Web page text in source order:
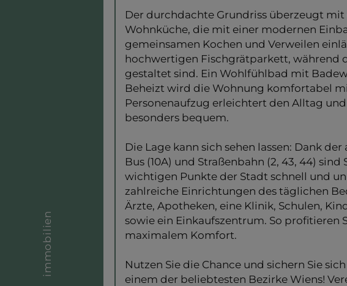
immobilien
Der durchdachte Grundriss überzeugt
Wohnküche, die mit einer modernen
gemeinsamen Kochen und Verweilen
hochwertigen Fischgrätparkett, während
gestaltet sind. Ein Wohlfühlbad mit
Beheizt wird die Wohnung komfortabel
Personenaufzug erleichtert den Alltag
besonders bequem.
Die Lage kann sich sehen lassen: Dank
Bus (10A) und Straßenbahn (2, 43, 44)
wichtigen Punkte der Stadt schnell und
zahlreiche Einrichtungen des täglichen
Ärzte, Apotheken, eine Klinik, Schulen,
sowie ein Einkaufszentrum. So profitieren
maximalem Komfort.
Nutzen Sie die Chance und sichern Sie
einem der beliebtesten Bezirke Wiens!